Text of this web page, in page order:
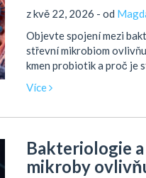
z kvě 22, 2026 - od
Objevte spojení mezi
střevní mikrobiom
kmen probiotik a proč je
Více
Bakteriologie
mikroby